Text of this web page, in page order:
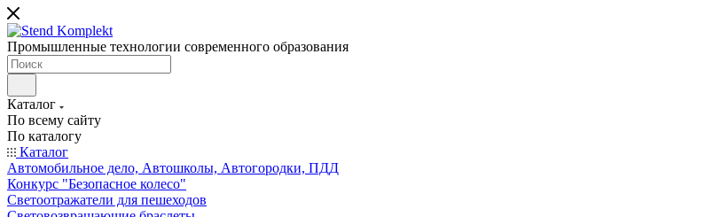
Промышленные технологии современного образования
Каталог
По всему сайту
По каталогу
Каталог
Автомобильное дело, Автошколы, Автогородки, ПДД
Конкурс "Безопасное колесо"
Светоотражатели для пешеходов